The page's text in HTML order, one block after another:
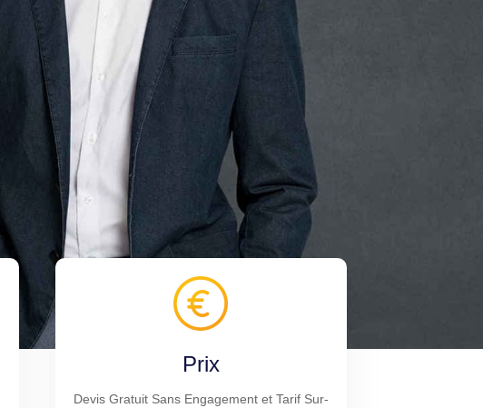
Prix
Devis Gratuit Sans Engagement et Tarif Sur-